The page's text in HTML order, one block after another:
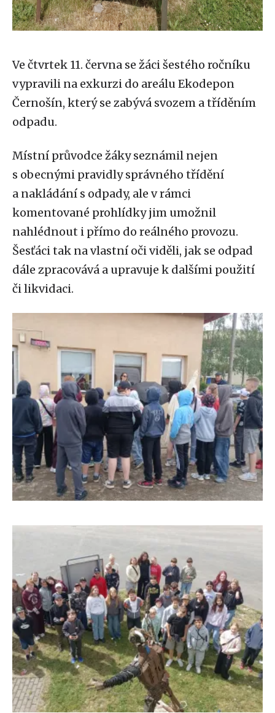
Ve čtvrtek 11. června se žáci šestého ročníku
vypravili na exkurzi do areálu Ekodepon
Černošín, který se zabývá svozem a tříděním
odpadu.
Místní průvodce žáky seznámil nejen
s obecnými pravidly správného třídění
a nakládání s odpady, ale v rámci
komentované prohlídky jim umožnil
nahlédnout i přímo do reálného provozu.
Šesťáci tak na vlastní oči viděli, jak se odpad
dále zpracovává a upravuje k dalšími použití
či likvidaci.